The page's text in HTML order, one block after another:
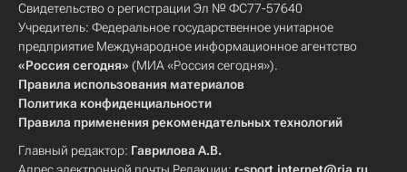
Свидетельство о регистрации Эл № ФС77-57640
Учредитель: Федеральное государственное унитарное
предприятие Международное информационное агентство
«Россия сегодня» (МИА «Россия сегодня»).
Правила использования материалов
Политика конфиденциальности
Правила применения рекомендательных технологий
Главный редактор: Гаврилова А.В.